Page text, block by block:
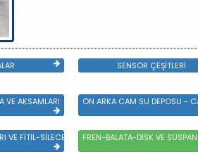
SENSÖR ÇEŞİTLERİ
VE AKSAMLARI ÖN ARKA CAM SU DEPOSU -
VE FİTİL-SİLECEK ÇEŞİTLERİFREN-BALATA-DİSK VE